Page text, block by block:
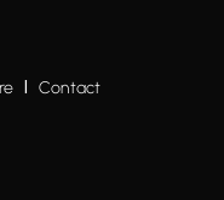
IContact